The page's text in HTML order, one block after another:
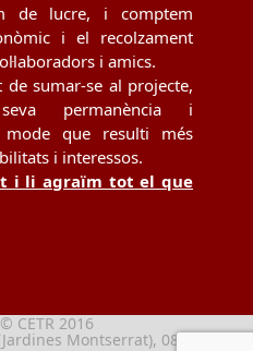
de lucre, i comptem
i el recolzament
i amics.
sumar-se al projecte,
permanència i
mode que resulti més
i interessos.
i li agraïm tot el que
CETR 2016
Montserrat), 08029